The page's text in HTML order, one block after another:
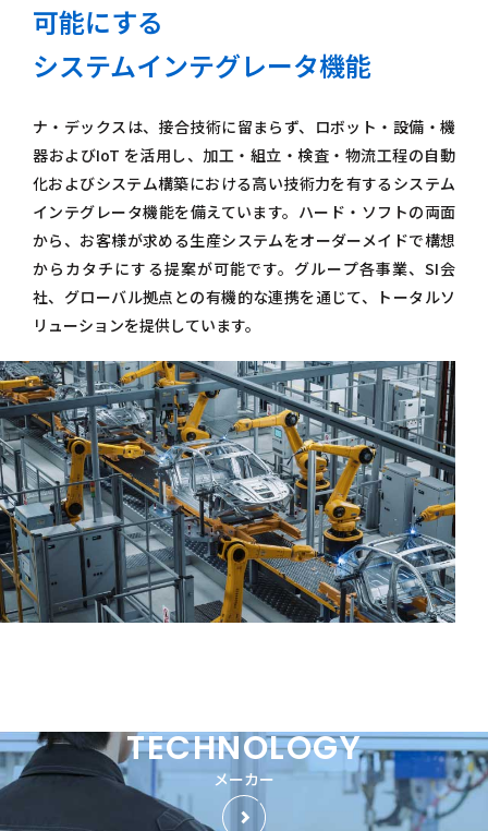
可能にする
システムインテグレータ機能
ナ・デックスは、接合技術に留まらず、ロボット・設備・機
器およびIoT を活用し、加工・組立・検査・物流工程の自動
化およびシステム構築における高い技術力を有するシステム
インテグレータ機能を備えています。ハード・ソフトの両面
から、お客様が求める生産システムをオーダーメイドで構想
からカタチにする提案が可能です。グループ各事業、SI会
社、グローバル拠点との有機的な連携を通じて、トータルソ
リューションを提供しています。
TECHNOLOGY
メーカー